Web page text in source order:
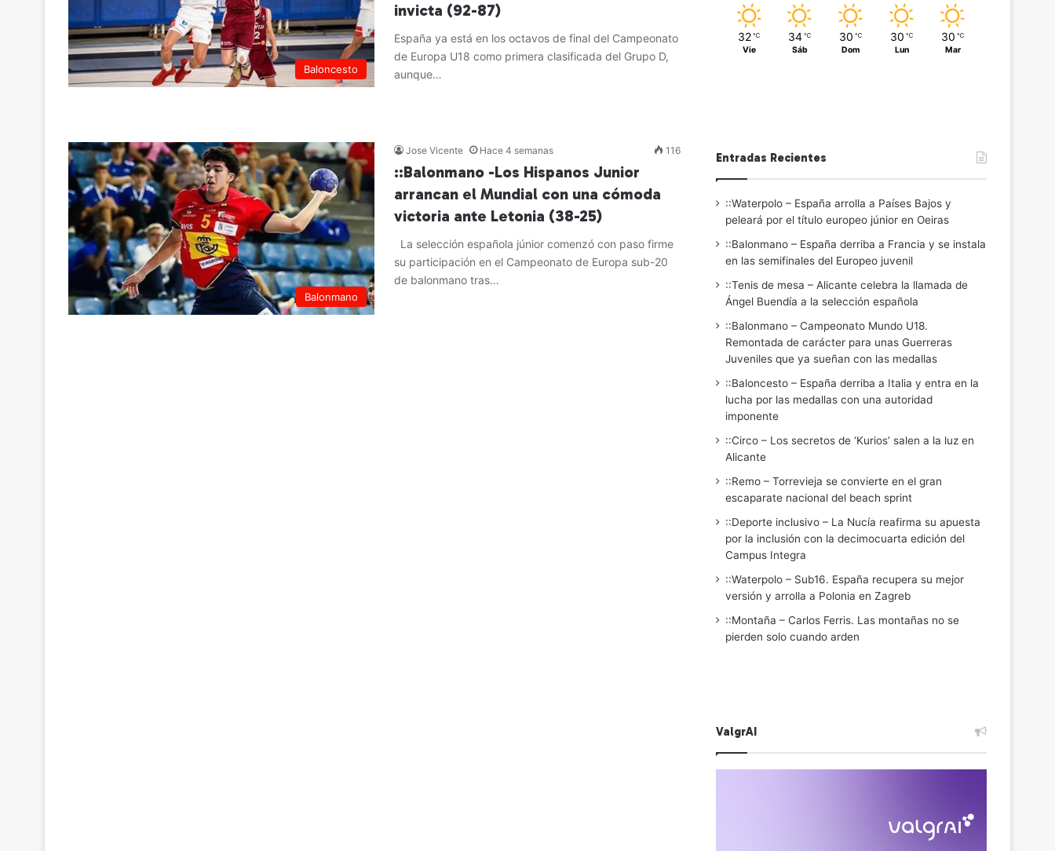
Baloncesto
invicta (92-87)
España ya está en los octavos de final del Campeonato
de Europa U18 como primera clasificada del Grupo D,
aunque…
Balonmano
Jose Vicente Hace 4 semanas 116
::Balonmano -Los Hispanos Junior
arrancan el Mundial con una cómoda
victoria ante Letonia (38-25)
La selección española júnior comenzó con paso firme
su participación en el Campeonato de Europa sub-20
de balonmano tras…
32 ℃
Vie
34 ℃
Sáb
30 ℃
Dom
30 ℃
Lun
30 ℃
Mar
Entradas Recientes
::Waterpolo – España arrolla a Países Bajos y
peleará por el título europeo júnior en Oeiras
::Balonmano – España derriba a Francia y se instala
en las semifinales del Europeo juvenil
::Tenis de mesa – Alicante celebra la llamada de
Ángel Buendía a la selección española
::Balonmano – Campeonato Mundo U18.
Remontada de carácter para unas Guerreras
Juveniles que ya sueñan con las medallas
::Baloncesto – España derriba a Italia y entra en la
lucha por las medallas con una autoridad
imponente
::Circo – Los secretos de ‘Kurios’ salen a la luz en
Alicante
::Remo – Torrevieja se convierte en el gran
escaparate nacional del beach sprint
::Deporte inclusivo – La Nucía reafirma su apuesta
por la inclusión con la decimocuarta edición del
Campus Integra
::Waterpolo – Sub16. España recupera su mejor
versión y arrolla a Polonia en Zagreb
::Montaña – Carlos Ferris. Las montañas no se
pierden solo cuando arden
ValgrAI